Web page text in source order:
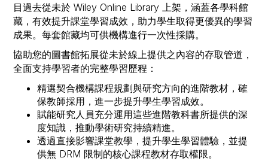
目過去從未於 Wiley Online Library 上架，涵蓋各學科館
藏，有效提升課堂學習成效，助力學生取得更優異的學習
成果。每套館藏均可供機構進行一次性採購。
協助您的圖書館拓展從未於線上提供之內容的存取管道，
全面支持學習者的完整學習歷程：
精選契合機構課程規劃與研究方向的進階教材，確
保教師採用，進一步提升學生學習成效。
賦能研究人員充分運用這些進階教科書所提供的深
度知識，推動學術研究持續精進。
透過直接影響課堂教學，提升學生學習體驗，並提
供無 DRM 限制的核心課程教材存取權限。